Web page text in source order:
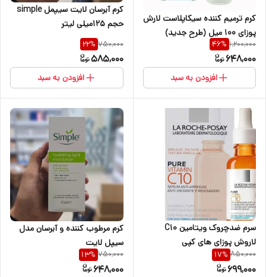
کرم ترمیم کننده سیکاپلاست لارش
پوزای 100 میل (طرح جدید)
1,200,000
46%
648,000
افزودن به سبد
کرم آبرسان لایت سیپمل simple
حجم 125میلی لیتر
750,000
22%
585,000
افزودن به سبد
سرم ضدچروک ویتامین C10
لاروش پوزای های کپی
850,000
17%
699,000
کرم مرطوب کننده و آبرسان مدل
سیپل لایت
750,000
13%
648,000